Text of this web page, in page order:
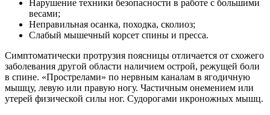
Нарушение техники безопасности в работе с большими
весами;
Неправильная осанка, походка, сколиоз;
Слабый мышечный корсет спины и пресса.
Симптоматически протрузия поясницы отличается от схожего
заболевания другой области наличием острой, режущей боли
в спине. «Прострелами» по нервным каналам в ягодичную
мышцу, левую или правую ногу. Частичным онемением или
утерей физической силы ног. Судорогами икроножных мышц.